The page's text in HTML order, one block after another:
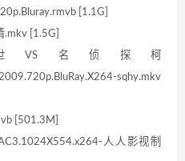
[1.1G]
[1.5G]
VS名侦探柯
sqhy.mkv
[501.3M]
人人影视制